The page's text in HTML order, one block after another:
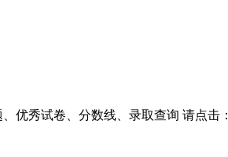
优秀试卷、分数线、录取查询 请点击：